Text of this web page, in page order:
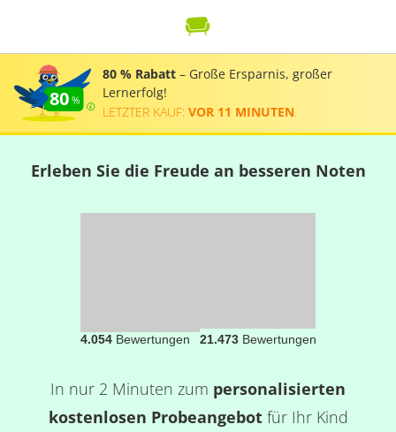
80
80 % Rabatt – Große Ersparnis, großer
Lernerfolg!
LETZTER KAUF: VOR 11 MINUTEN
Erleben Sie die Freude an besseren Noten
4.054Bewertungen 21.473Bewertungen
In nur 2 Minuten zum personalisierten
kostenlosen Probeangebotfür Ihr Kind